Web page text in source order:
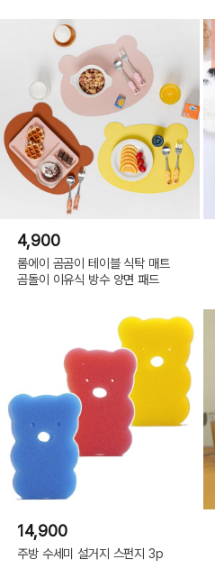
4,900
롬에이 곰곰이 테이블 식탁 매트
곰돌이 이유식 방수 양면 패드
14,900
주방 수세미 설거지 스펀지 3p